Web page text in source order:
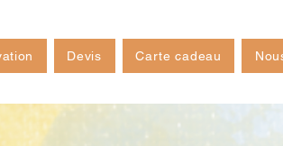
Devis Carte cadeau